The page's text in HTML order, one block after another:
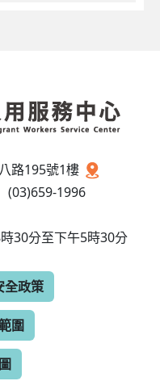
路195號1樓
(03)659-1996
30分至下午5時30分
全政策
圍